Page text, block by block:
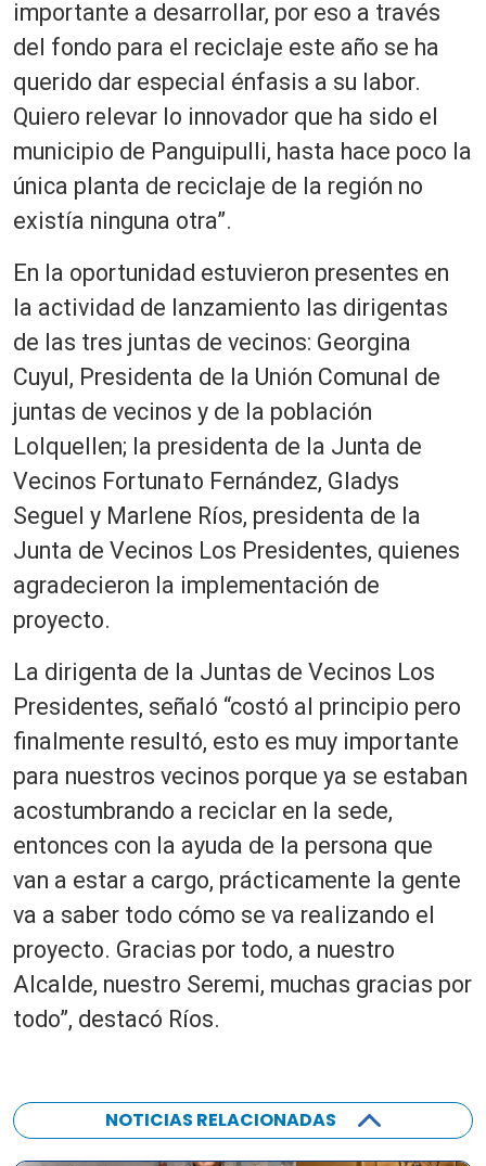
importante a desarrollar, por eso a través
del fondo para el reciclaje este año se ha
querido dar especial énfasis a su labor.
Quiero relevar lo innovador que ha sido el
municipio de Panguipulli, hasta hace poco la
única planta de reciclaje de la región no
existía ninguna otra”.
En la oportunidad estuvieron presentes en
la actividad de lanzamiento las dirigentas
de las tres juntas de vecinos: Georgina
Cuyul, Presidenta de la Unión Comunal de
juntas de vecinos y de la población
Lolquellen; la presidenta de la Junta de
Vecinos Fortunato Fernández, Gladys
Seguel y Marlene Ríos, presidenta de la
Junta de Vecinos Los Presidentes, quienes
agradecieron la implementación de
proyecto.
La dirigenta de la Juntas de Vecinos Los
Presidentes, señaló “costó al principio pero
finalmente resultó, esto es muy importante
para nuestros vecinos porque ya se estaban
acostumbrando a reciclar en la sede,
entonces con la ayuda de la persona que
van a estar a cargo, prácticamente la gente
va a saber todo cómo se va realizando el
proyecto. Gracias por todo, a nuestro
Alcalde, nuestro Seremi, muchas gracias por
todo”, destacó Ríos.
NOTICIAS RELACIONADAS